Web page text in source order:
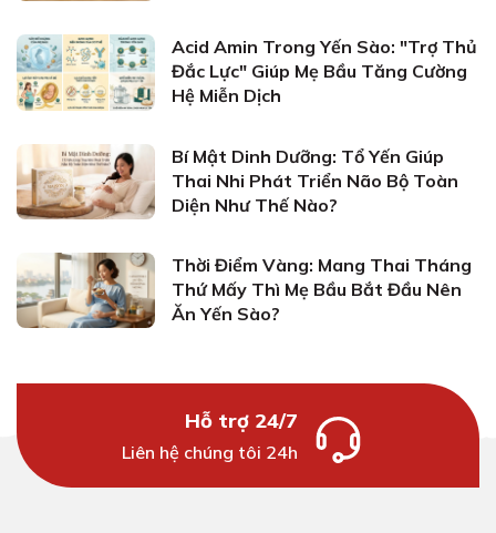
Acid Amin Trong Yến Sào: "Trợ Thủ
Đắc Lực" Giúp Mẹ Bầu Tăng Cường
Hệ Miễn Dịch
Bí Mật Dinh Dưỡng: Tổ Yến Giúp
Thai Nhi Phát Triển Não Bộ Toàn
Diện Như Thế Nào?
Thời Điểm Vàng: Mang Thai Tháng
Thứ Mấy Thì Mẹ Bầu Bắt Đầu Nên
Ăn Yến Sào?
Hỗ trợ 24/7
Liên hệ chúng tôi 24h